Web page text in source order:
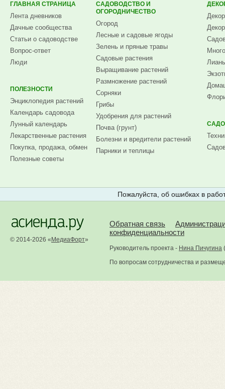
ГЛАВНАЯ СТРАНИЦА
Лента дневников
Дачные сообщества
Статьи о садоводстве
Вопрос-ответ
Люди
ПОЛЕЗНОСТИ
Энциклопедия растений
Календарь садовода
Лунный календарь
Лекарственные растения
Покупка, продажа, обмен
Полезные советы
САДОВОДСТВО И
ОГОРОДНИЧЕСТВО
Огород
Лесные и садовые ягоды
Зелень и пряные травы
Садовые растения
Выращивание растений
Размножение растений
Сорняки
Грибы
Удобрения для растений
Почва (грунт)
Болезни и вредители растений
Парники и теплицы
Пожалуйста, об ошибках в
© 2014-2026 « МедиаФорт»
Обратная связь
конфиденциальности
Руководитель проекта - Нина Пичугина (
По вопросам сотрудничества и